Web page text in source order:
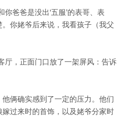
爸爸是没出‘五服’的表哥、表
你姥爷后来说，我看孩子（我父
厅，正面门口放了一架屏风：告诉
俩确实感到了一定的压力。他们
过来时的首饰，以及姥爷分家时